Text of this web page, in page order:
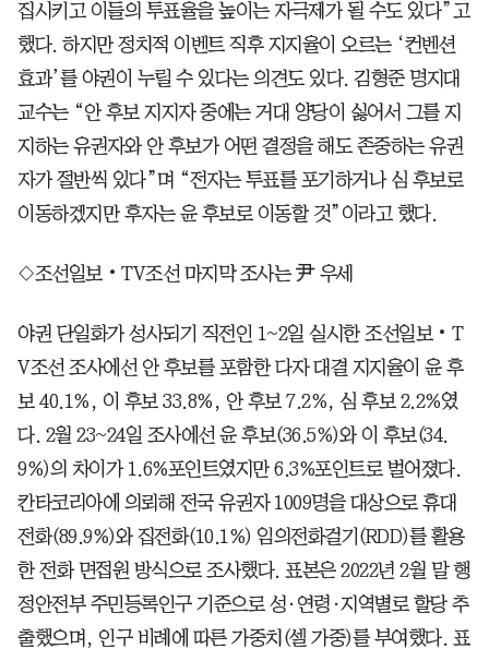
집시키고 이들의 투표율을 높이는 자극제가 될 수도 있다”고
했다. 하지만 정치적 이벤트 직후 지지율이 오르는 ‘컨벤션
효과’를 야권이 누릴 수 있다는 의견도 있다. 김형준 명지대
교수는 “안 후보 지지자 중에는 거대 양당이 싫어서 그를 지
지하는 유권자와 안 후보가 어떤 결정을 해도 존중하는 유권
자가 절반씩 있다”며 “전자는 투표를 포기하거나 심 후보로
이동하겠지만 후자는 윤 후보로 이동할 것”이라고 했다.
◇조선일보‧TV조선 마지막 조사는 尹 우세
야권 단일화가 성사되기 직전인 1~2일 실시한 조선일보‧T
V조선 조사에선 안 후보를 포함한 다자 대결 지지율이 윤 후
보 40.1%, 이 후보 33.8%, 안 후보 7.2%, 심 후보 2.2%였
다. 2월 23~24일 조사에선 윤 후보(36.5%)와 이 후보(34.
9%)의 차이가 1.6%포인트였지만 6.3%포인트로 벌어졌다.
칸타코리아에 의뢰해 전국 유권자 1009명을 대상으로 휴대
전화(89.9%)와 집전화(10.1%) 임의전화걸기(RDD)를 활용
한 전화 면접원 방식으로 조사했다. 표본은 2022년 2월 말 행
정안전부 주민등록인구 기준으로 성·연령·지역별로 할당 추
출했으며, 인구 비례에 따른 가중치(셀 가중)를 부여했다. 표